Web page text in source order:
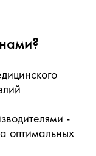
-
оптимальных